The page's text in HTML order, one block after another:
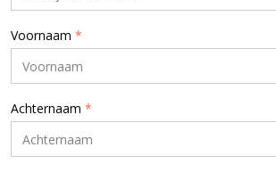
Voornaam *
Achternaam *